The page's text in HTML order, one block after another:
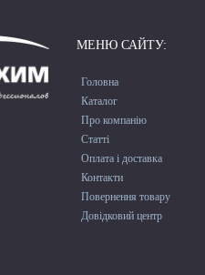
МЕНЮ САЙТУ:
Головна
Каталог
Про компанію
Cтатті
Оплата і доставка
Контакти
Повернення товару
Довідковий центр